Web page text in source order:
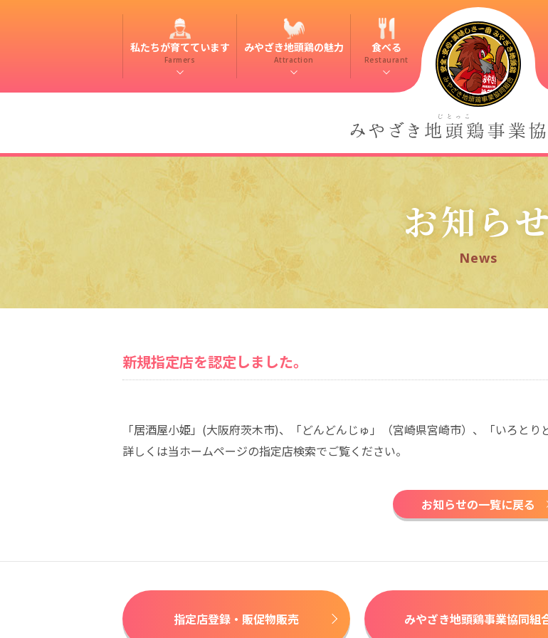
私たちが育てています
Farmers
みやざき地頭鶏の魅力
Attraction
食べる
Restaurant
お知ら
News
新規指定店を認定しました。
「居酒屋小姫」(大阪府茨木市)、「どんどんじゅ」（宮崎県宮崎市）、「いろと
詳しくは当ホームページの指定店検索でご覧ください。
お知らせの一覧に戻る
指定店登録・販促物販売 みやざき地頭鶏事業協同組